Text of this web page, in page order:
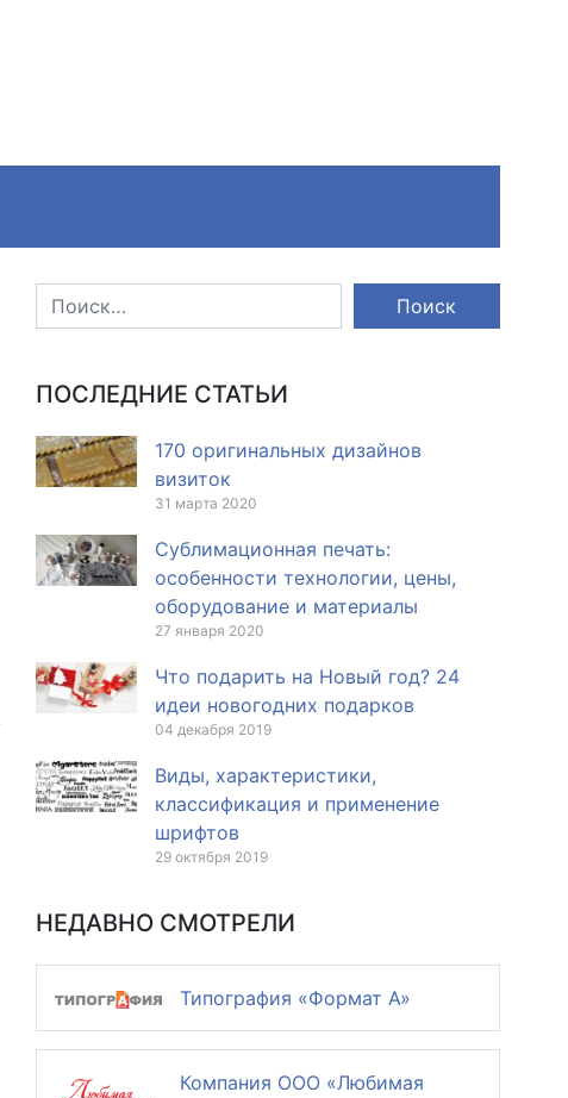
ПОСЛЕДНИЕ СТАТЬИ
170 оригинальных дизайнов
визиток
31 марта 2020
Сублимационная печать:
особенности технологии, цены,
оборудование и материалы
27 января 2020
Что подарить на Новый год? 24
идеи новогодних подарков
04 декабря 2019
Виды, характеристики,
классификация и применение
шрифтов
29 октября 2019
НЕДАВНО СМОТРЕЛИ
Типография «Формат A»
Компания ООО «Любимая